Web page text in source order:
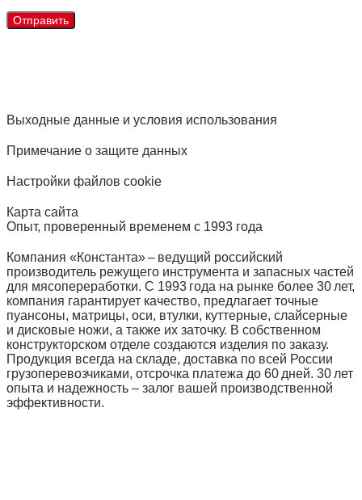
Выходные данные и условия использования
Примечание о защите данных
Настройки файлов cookie
Карта сайта
Опыт, проверенный временем с 1993 года
Компания «Константа» – ведущий российский
производитель режущего инструмента и запасных частей
для мясопереработки. С 1993 года на рынке более 30 лет,
компания гарантирует качество, предлагает точные
пуансоны, матрицы, оси, втулки, куттерные, слайсерные
и дисковые ножи, а также их заточку. В собственном
конструкторском отделе создаются изделия по заказу.
Продукция всегда на складе, доставка по всей России
грузоперевозчиками, отсрочка платежа до 60 дней. 30 лет
опыта и надежность – залог вашей производственной
эффективности.